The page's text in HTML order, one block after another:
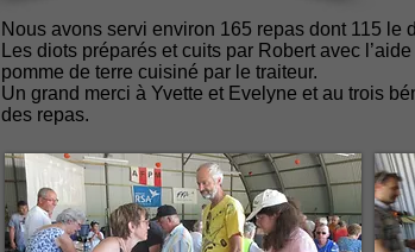
Nous avons servi environ 165 repas dont 115 le
Les diots préparés et cuits par Robert avec
pomme de terre cuisiné par le traiteur.
Un grand merci à Yvette et Evelyne et au trois
des repas.